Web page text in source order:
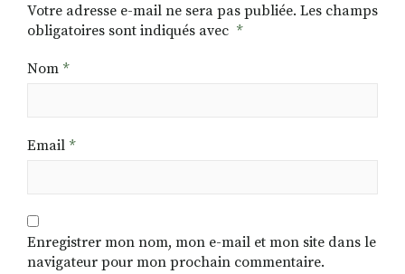
Votre adresse e-mail ne sera pas publiée. Les champs
obligatoires sont indiqués avec *
Nom *
Email *
Enregistrer mon nom, mon e-mail et mon site dans le
navigateur pour mon prochain commentaire.